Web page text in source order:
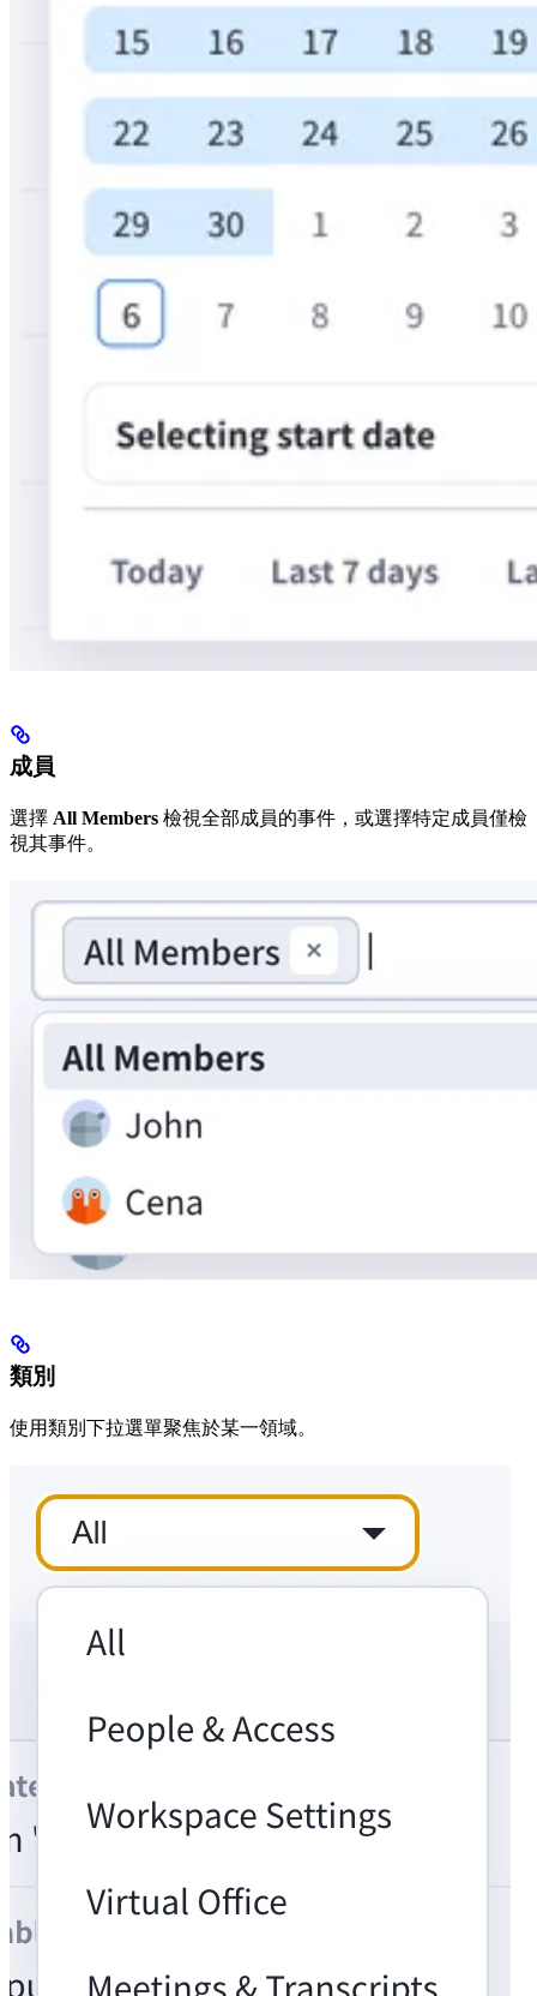
成員
選擇 All Members 檢視全部成員的事件，或選擇特定成員僅檢
視其事件。
類別
使用類別下拉選單聚焦於某一領域。